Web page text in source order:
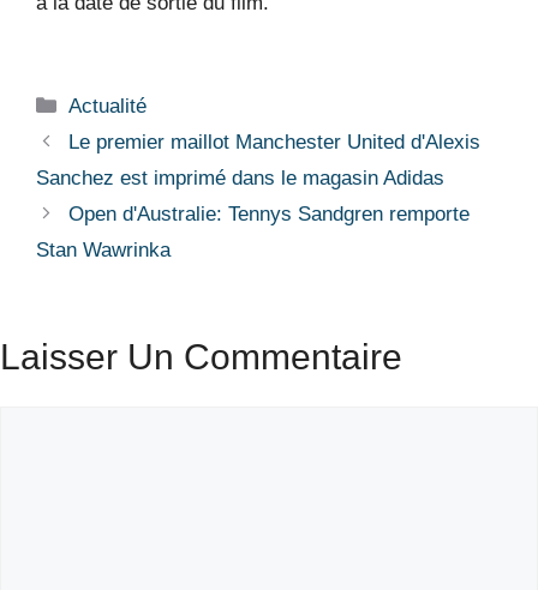
Catégories
Actualité
Le premier maillot Manchester United d'Alexis
Sanchez est imprimé dans le magasin Adidas
Open d'Australie: Tennys Sandgren remporte
Stan Wawrinka
Laisser Un Commentaire